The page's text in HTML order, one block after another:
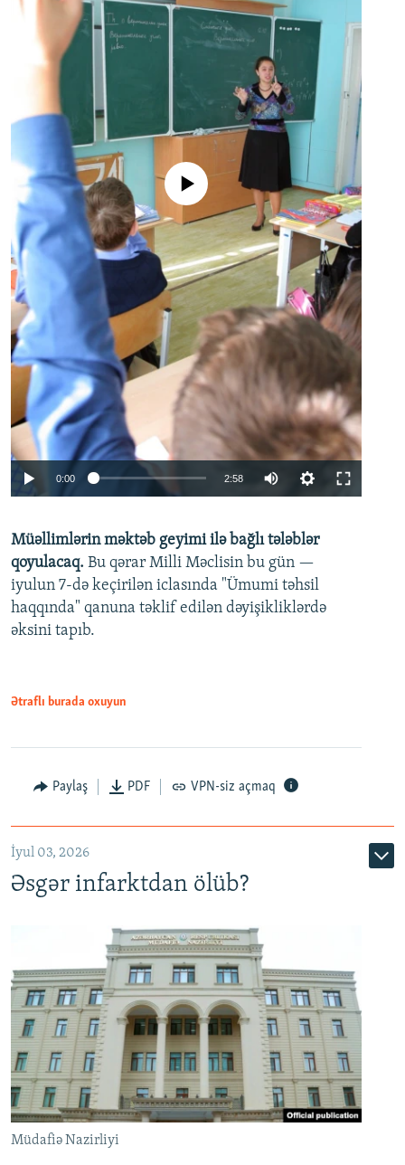
Auto 240p 360p 480p
720p 1080p
No media source currently available
0:00 2:58
360p
480p
720p
Müəllimlərin məktəb geyimi ilə bağlı tələblər
qoyulacaq. Bu qərar Milli Məclisin bu gün —
iyulun 7-də keçirilən iclasında "Ümumi təhsil
haqqında" qanuna təklif edilən dəyişikliklərdə
əksini tapıb.
Ətraflı burada oxuyun
Paylaş PDF VPN-siz açmaq
İyul 03, 2026
Əsgər infarktdan ölüb?
Müdafiə Nazirliyi